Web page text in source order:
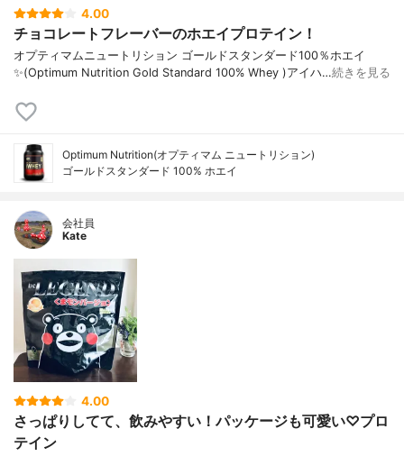
4.00
チョコレートフレーバーのホエイプロテイン！
オプティマムニュートリション ゴールドスタンダード100％ホエイ
✨(Optimum Nutrition Gold Standard 100% Whey )アイハ…続きを見る
Optimum Nutrition(オプティマム ニュートリション)
ゴールドスタンダード 100% ホエイ
会社員
Kate
4.00
さっぱりしてて、飲みやすい！パッケージも可愛い♡プロ
テイン